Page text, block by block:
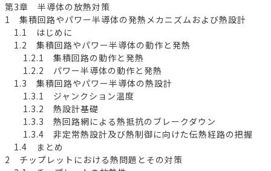
第3章 半導体の放熱対策
1 集積回路やパワー半導体の発熱メカニズムおよび熱設計
1.1 はじめに
1.2 集積回路やパワー半導体の動作と発熱
1.2.1 集積回路の動作と発熱
1.2.2 パワー半導体の動作と発熱
1.3 集積回路やパワー半導体の熱設計
1.3.1 ジャンクション温度
1.3.2 熱設計基礎
1.3.3 熱回路網による熱抵抗のブレークダウン
1.3.4 非定常熱設計及び熱制御に向けた伝熱経路の把握
1.4 まとめ
2 チップレットにおける熱問題とその対策